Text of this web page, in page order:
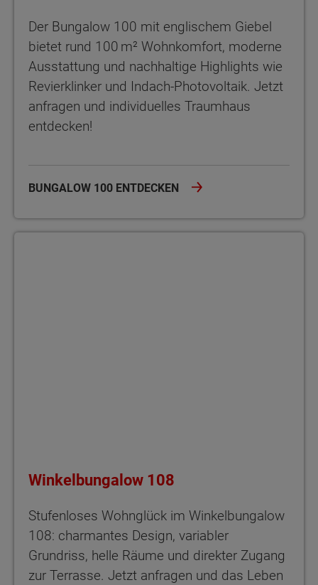
Der Bungalow 100 mit englischem Giebel
bietet rund 100 m² Wohnkomfort, moderne
Ausstattung und nachhaltige Highlights wie
Revierklinker und Indach-Photovoltaik. Jetzt
anfragen und individuelles Traumhaus
entdecken!
BUNGALOW 100 ENTDECKEN
Winkelbungalow 108
Stufenloses Wohnglück im Winkelbungalow
108: charmantes Design, variabler
Grundriss, helle Räume und direkter Zugang
zur Terrasse. Jetzt anfragen und das Leben